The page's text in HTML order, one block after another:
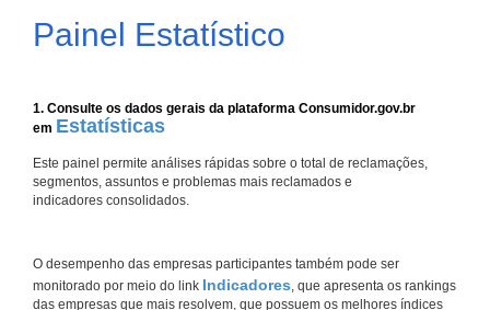
Painel Estatístico
1. Consulte os dados gerais da plataforma Consumidor.gov.br
em Estatísticas
Este painel permite análises rápidas sobre o total de reclamações,
segmentos, assuntos e problemas mais reclamados e
indicadores consolidados.
O desempenho das empresas participantes também pode ser
monitorado por meio do link Indicadores, que apresenta os rankings
das empresas que mais resolvem, que possuem os melhores índices